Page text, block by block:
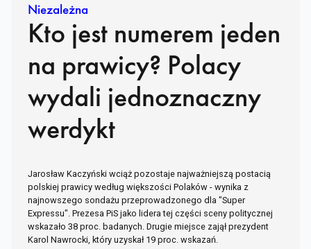
Niezależna
Kto jest numerem jeden
na prawicy? Polacy
wydali jednoznaczny
werdykt
Jarosław Kaczyński wciąż pozostaje najważniejszą postacią
polskiej prawicy według większości Polaków - wynika z
najnowszego sondażu przeprowadzonego dla "Super
Expressu". Prezesa PiS jako lidera tej części sceny politycznej
wskazało 38 proc. badanych. Drugie miejsce zajął prezydent
Karol Nawrocki, który uzyskał 19 proc. wskazań.